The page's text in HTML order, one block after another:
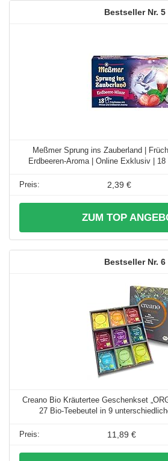
5
Meßmer Sprung ins Zauberland |
Erdbeeren-Aroma | Online Exklusiv |
2,39 €
ZUM TOP
6
Creano Bio Kräutertee Geschenkset
27 Bio-Teebeutel in 9
11,89 €